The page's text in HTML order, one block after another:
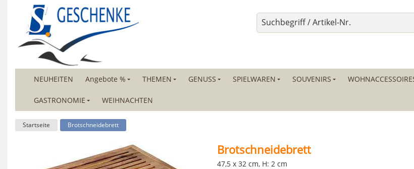
NEUHEITEN Angebote % THEMEN GENUSS SPIELWAREN SOUVENIRS
GASTRONOMIE WEIHNACHTEN
Startseite Brotschneidebrett
Brotschneidebrett
47,5 x 32 cm, H: 2 cm